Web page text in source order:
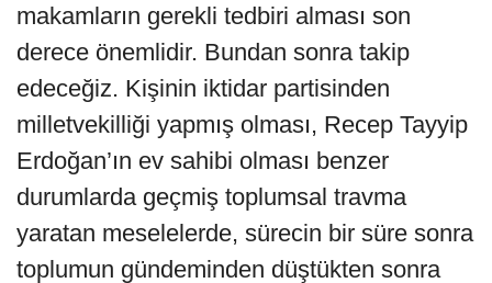
makamların gerekli tedbiri alması son
derece önemlidir. Bundan sonra takip
edeceğiz. Kişinin iktidar partisinden
milletvekilliği yapmış olması, Recep Tayyip
Erdoğan’ın ev sahibi olması benzer
durumlarda geçmiş toplumsal travma
yaratan meselelerde, sürecin bir süre sonra
toplumun gündeminden düştükten sonra